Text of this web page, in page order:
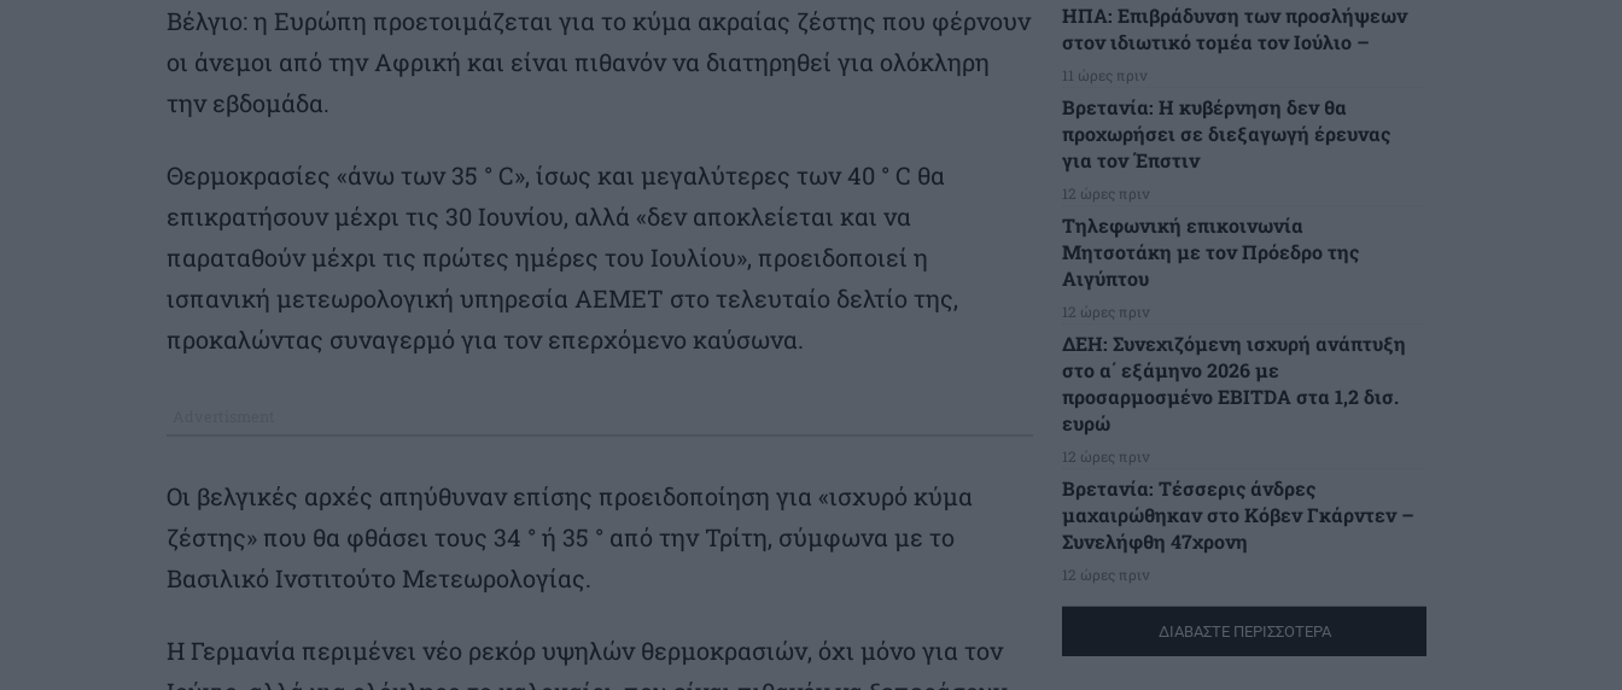
Βέλγιο: η Ευρώπη προετοιμάζεται για το κύμα ακραίας ζέστης που φέρνουν
οι άνεμοι από την Αφρική και είναι πιθανόν να διατηρηθεί για ολόκληρη
την εβδομάδα.
Θερμοκρασίες «άνω των 35 ° C», ίσως και μεγαλύτερες των 40 ° C θα
επικρατήσουν μέχρι τις 30 Ιουνίου, αλλά «δεν αποκλείεται και να
παραταθούν μέχρι τις πρώτες ημέρες του Ιουλίου», προειδοποιεί η
ισπανική μετεωρολογική υπηρεσία AEMET στο τελευταίο δελτίο της,
προκαλώντας συναγερμό για τον επερχόμενο καύσωνα.
Οι βελγικές αρχές απηύθυναν επίσης προειδοποίηση για «ισχυρό κύμα
ζέστης» που θα φθάσει τους 34 ° ή 35 ° από την Τρίτη, σύμφωνα με το
Βασιλικό Ινστιτούτο Μετεωρολογίας.
Η Γερμανία περιμένει νέο ρεκόρ υψηλών θερμοκρασιών, όχι μόνο για τον
ΗΠΑ: Επιβράδυνση των προσλήψεων
στον ιδιωτικό τομέα τον Ιούλιο –
11 ώρες πριν
Βρετανία: Η κυβέρνηση δεν θα
προχωρήσει σε διεξαγωγή έρευνας
για τον Έπστιν
12 ώρες πριν
Τηλεφωνική επικοινωνία
Μητσοτάκη με τον Πρόεδρο της
Αιγύπτου
12 ώρες πριν
ΔΕΗ: Συνεχιζόμενη ισχυρή ανάπτυξη
στο α΄ εξάμηνο 2026 με
προσαρμοσμένο EBITDA στα 1,2 δισ.
ευρώ
12 ώρες πριν
Βρετανία: Τέσσερις άνδρες
μαχαιρώθηκαν στο Κόβεν Γκάρντεν –
Συνελήφθη 47χρονη
12 ώρες πριν
ΔΙΑΒΑΣΤΕ ΠΕΡΙΣΣΟΤΕΡΑ